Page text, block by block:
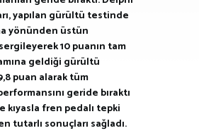
yapılan gürültü testinde
yönünden üstün
10 puanın tam
geldiği gürültü
puan alarak tüm
geride bıraktı
kıyasla fren pedalı tepki
tutarlı sonuçları sağladı.